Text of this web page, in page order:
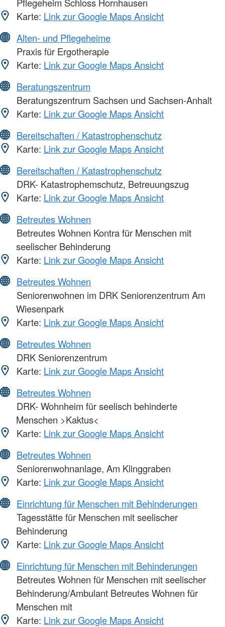
Karte: Link zur Google Maps Ansicht
Alten- und Pflegeheime
Praxis für Ergotherapie
Karte: Link zur Google Maps Ansicht
Beratungszentrum
Beratungszentrum Sachsen und Sachsen-Anhalt
Karte: Link zur Google Maps Ansicht
Bereitschaften / Katastrophenschutz
Karte: Link zur Google Maps Ansicht
Bereitschaften / Katastrophenschutz
DRK- Katastrophemschutz, Betreuungszug
Karte: Link zur Google Maps Ansicht
Betreutes Wohnen
Betreutes Wohnen Kontra für Menschen mit
seelischer Behinderung
Karte: Link zur Google Maps Ansicht
Betreutes Wohnen
Seniorenwohnen im DRK Seniorenzentrum Am
Wiesenpark
Karte: Link zur Google Maps Ansicht
Betreutes Wohnen
DRK Seniorenzentrum
Karte: Link zur Google Maps Ansicht
Betreutes Wohnen
DRK- Wohnheim für seelisch behinderte
Menschen >Kaktus<
Karte: Link zur Google Maps Ansicht
Betreutes Wohnen
Seniorenwohnanlage, Am Klinggraben
Karte: Link zur Google Maps Ansicht
Einrichtung für Menschen mit Behinderungen
Tagesstätte für Menschen mit seelischer
Behinderung
Karte: Link zur Google Maps Ansicht
Einrichtung für Menschen mit Behinderungen
Betreutes Wohnen für Menschen mit seelischer
Behinderung/Ambulant Betreutes Wohnen für
Menschen mit
Karte: Link zur Google Maps Ansicht